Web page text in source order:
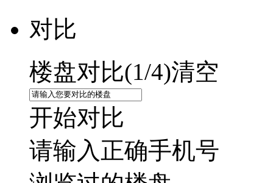
对比
楼盘对比(1/4)清空
开始对比
请输入正确手机号